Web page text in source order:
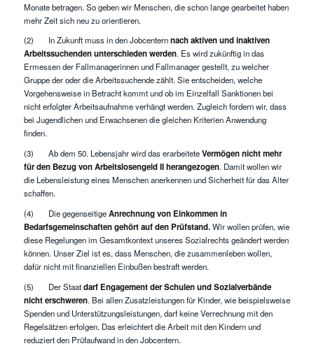
Monate betragen. So geben wir Menschen, die schon lange gearbeitet haben
mehr Zeit sich neu zu orientieren.
(2) In Zukunft muss in den Jobcenternnach aktiven und inaktiven
Arbeitssuchenden unterschieden werden. Es wird zukünftig in das
Ermessen der Fallmanagerinnen und Fallmanager gestellt, zu welcher
Gruppe der oder die Arbeitssuchende zählt. Sie entscheiden, welche
Vorgehensweise in Betracht kommt und ob im Einzelfall Sanktionen bei
nicht erfolgter Arbeitsaufnahme verhängt werden. Zugleich fordern wir, dass
bei Jugendlichen und Erwachsenen die gleichen Kriterien Anwendung
finden.
(3) Ab dem 50. Lebensjahr wird das erarbeiteteVermögen nicht mehr
für den Bezug von Arbeitslosengeld II herangezogen. Damit wollen wir
die Lebensleistung eines Menschen anerkennen und Sicherheit für das Alter
schaffen.
(4) Die gegenseitigeAnrechnung von Einkommen in
Bedarfsgemeinschaften gehört auf den Prüfstand.Wir wollen prüfen, wie
diese Regelungen im Gesamtkontext unseres Sozialrechts geändert werden
können. Unser Ziel ist es, dass Menschen, die zusammenleben wollen,
dafür nicht mit finanziellen Einbußen bestraft werden.
(5) Der Staatdarf Engagement der Schulen und Sozialverbände
nicht erschweren. Bei allen Zusatzleistungen für Kinder, wie beispielsweise
Spenden und Unterstützungsleistungen, darf keine Verrechnung mit den
Regelsätzen erfolgen. Das erleichtert die Arbeit mit den Kindern und
reduziert den Prüfaufwand in den Jobcentern.